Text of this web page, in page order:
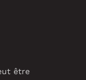
être